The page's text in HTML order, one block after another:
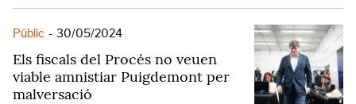
Públic - 30/05/2024
Els fiscals del Procés no veuen
viable amnistiar Puigdemont per
malversació